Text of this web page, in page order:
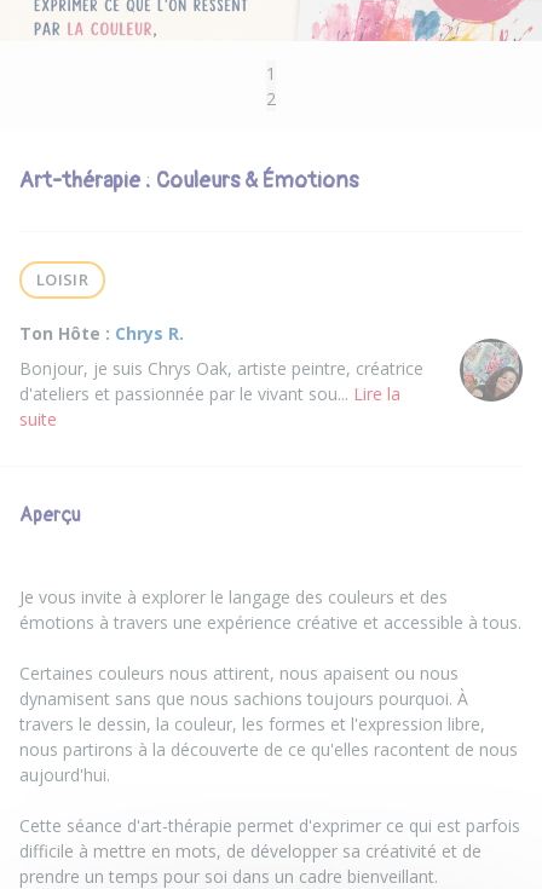
1
2
Art-thérapie : Couleurs & Émotions
LOISIR
Ton Hôte : Chrys R.
Bonjour, je suis Chrys Oak, artiste peintre, créatrice
d'ateliers et passionnée par le vivant sou... Lire la
suite
Aperçu
Je vous invite à explorer le langage des couleurs et des
émotions à travers une expérience créative et accessible à tous.
Certaines couleurs nous attirent, nous apaisent ou nous
dynamisent sans que nous sachions toujours pourquoi. À
travers le dessin, la couleur, les formes et l'expression libre,
nous partirons à la découverte de ce qu'elles racontent de nous
aujourd'hui.
Cette séance d'art-thérapie permet d'exprimer ce qui est parfois
difficile à mettre en mots, de développer sa créativité et de
prendre un temps pour soi dans un cadre bienveillant.